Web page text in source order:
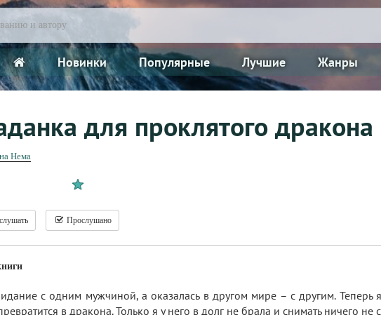
Новинки Популярные Лучшие Жанры
для проклятого дракона
Нема
Прослушано
с одним мужчиной, а оказалась в другом мире – с другим. Теперь
в дракона. Только я у него в долг не брала и снимать ничего